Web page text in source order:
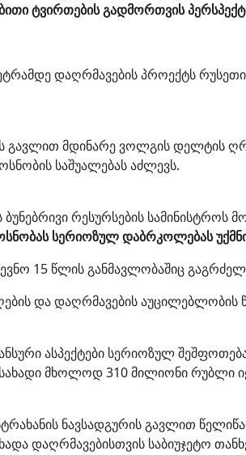
ტვირთების გადმორთვის
დაღრმავების პროექტს
გავლით მდინარე ვოლგის დელტის
საშუალებას აძლევს.
რესურსების სამინისტროს
სერიოზულ დაბრკოლებას
15 წლის განმავლობაშიც
და დაღრმავების აუცილებლობის
ასპექტები სერიოზულ
მხოლოდ 310 მილიონი რუბლი
ნავსადგურის გავლით
დაღრმავებისთვის საბიუჯეტო